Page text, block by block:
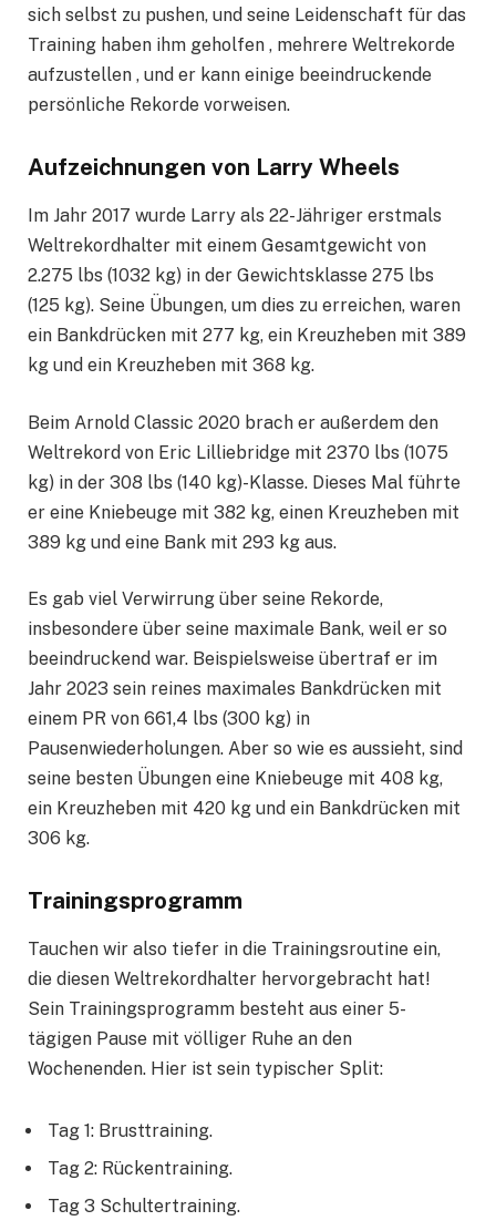
sich selbst zu pushen, und seine Leidenschaft für das
Training haben ihm geholfen , mehrere Weltrekorde
aufzustellen , und er kann einige beeindruckende
persönliche Rekorde vorweisen.
Aufzeichnungen von Larry Wheels
Im Jahr 2017 wurde Larry als 22-Jähriger erstmals
Weltrekordhalter mit einem Gesamtgewicht von
2.275 lbs (1032 kg) in der Gewichtsklasse 275 lbs
(125 kg). Seine Übungen, um dies zu erreichen, waren
ein Bankdrücken mit 277 kg, ein Kreuzheben mit 389
kg und ein Kreuzheben mit 368 kg.
Beim Arnold Classic 2020 brach er außerdem den
Weltrekord von Eric Lilliebridge mit 2370 lbs (1075
kg) in der 308 lbs (140 kg)-Klasse. Dieses Mal führte
er eine Kniebeuge mit 382 kg, einen Kreuzheben mit
389 kg und eine Bank mit 293 kg aus.
Es gab viel Verwirrung über seine Rekorde,
insbesondere über seine maximale Bank, weil er so
beeindruckend war. Beispielsweise übertraf er im
Jahr 2023 sein reines maximales Bankdrücken mit
einem PR von 661,4 lbs (300 kg) in
Pausenwiederholungen. Aber so wie es aussieht, sind
seine besten Übungen eine Kniebeuge mit 408 kg,
ein Kreuzheben mit 420 kg und ein Bankdrücken mit
306 kg.
Trainingsprogramm
Tauchen wir also tiefer in die Trainingsroutine ein,
die diesen Weltrekordhalter hervorgebracht hat!
Sein Trainingsprogramm besteht aus einer 5-
tägigen Pause mit völliger Ruhe an den
Wochenenden. Hier ist sein typischer Split:
Tag 1: Brusttraining.
Tag 2: Rückentraining.
Tag 3 Schultertraining.